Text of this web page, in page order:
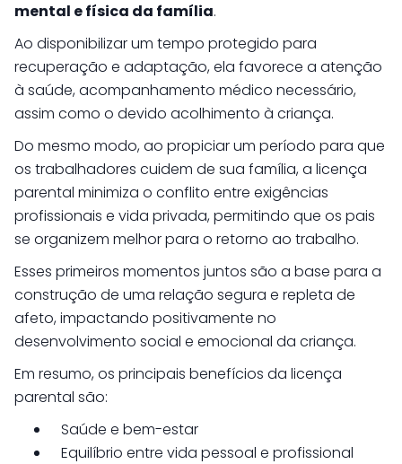
mental e física da família.
Ao disponibilizar um tempo protegido para
recuperação e adaptação, ela favorece a atenção
à saúde, acompanhamento médico necessário,
assim como o devido acolhimento à criança.
Do mesmo modo, ao propiciar um período para que
os trabalhadores cuidem de sua família, a licença
parental minimiza o conflito entre exigências
profissionais e vida privada, permitindo que os pais
se organizem melhor para o retorno ao trabalho.
Esses primeiros momentos juntos são a base para a
construção de uma relação segura e repleta de
afeto, impactando positivamente no
desenvolvimento social e emocional da criança.
Em resumo, os principais benefícios da licença
parental são:
Saúde e bem-estar
Equilíbrio entre vida pessoal e profissional